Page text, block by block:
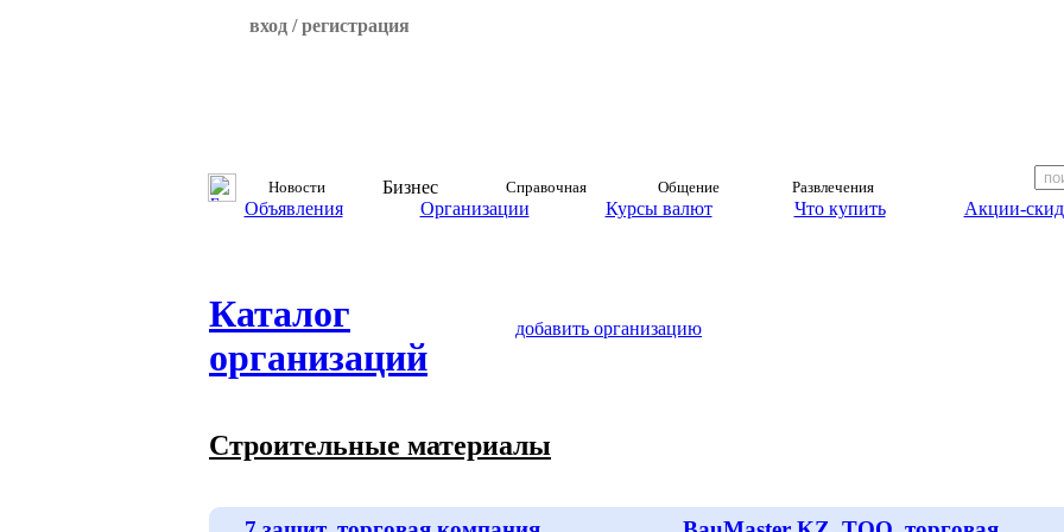
вход / регистрация
Новости Бизнес Справочная Общение Развлечения
Объявления Организации Курсы валют Что купить Акции-
Каталог
организаций
добавить организацию
Строительные материалы